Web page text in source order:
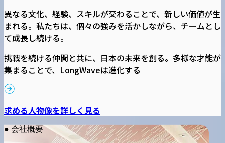
異なる文化、経験、スキルが交わることで、新しい価値が生
まれる。私たちは、個々の強みを活かしながら、チームとし
て成長し続ける。
挑戦を続ける仲間と共に、日本の未来を創る。多様な才能が
集まることで、LongWaveは進化する
求める人物像を詳しく見る
● 会社概要